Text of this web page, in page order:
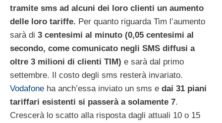
tramite sms ad alcuni dei loro clienti un aumento
delle loro tariffe. Per quanto riguarda Tim l’aumento
sarà di 3 centesimi al minuto (0,05 centesimi al
secondo, come comunicato negli SMS diffusi a
oltre 3 milioni di clienti TIM) e sarà dal primo
settembre. Il costo degli sms resterà invariato.
Vodafone ha anch’essa inviato un sms e dai 31 piani
tariffari esistenti si passerà a solamente 7.
Crescerà lo scatto alla risposta dagli attuali 10 o 15